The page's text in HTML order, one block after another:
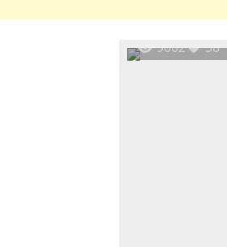
9002 58